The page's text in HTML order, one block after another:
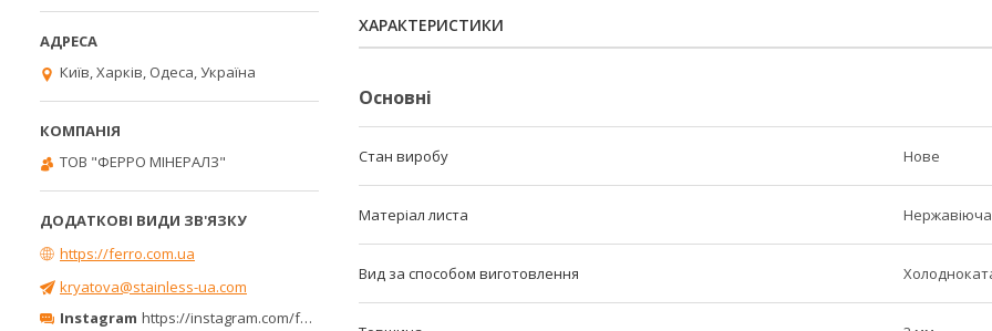
ХАРАКТЕРИСТИКИ
Основні
Стан виробу Нове
Матеріал листа Нержавіюча
Вид за способом виготовлення
Київ, Харків, Одеса, Україна
ТОВ "ФЕРРО МІНЕРАЛЗ"
https://ferro.com.ua
kryatova@stainless-ua.com
Instagram https://instagram.com/ferro_minerals/